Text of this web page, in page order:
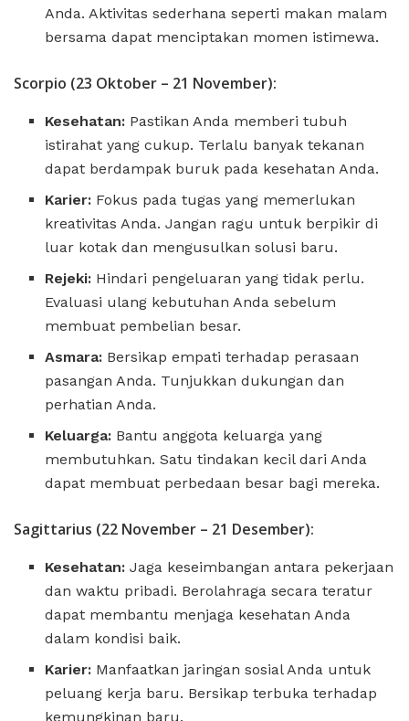
Anda. Aktivitas sederhana seperti makan malam
bersama dapat menciptakan momen istimewa.
Scorpio (23 Oktober – 21 November):
Kesehatan: Pastikan Anda memberi tubuh
istirahat yang cukup. Terlalu banyak tekanan
dapat berdampak buruk pada kesehatan Anda.
Karier: Fokus pada tugas yang memerlukan
kreativitas Anda. Jangan ragu untuk berpikir di
luar kotak dan mengusulkan solusi baru.
Rejeki: Hindari pengeluaran yang tidak perlu.
Evaluasi ulang kebutuhan Anda sebelum
membuat pembelian besar.
Asmara: Bersikap empati terhadap perasaan
pasangan Anda. Tunjukkan dukungan dan
perhatian Anda.
Keluarga: Bantu anggota keluarga yang
membutuhkan. Satu tindakan kecil dari Anda
dapat membuat perbedaan besar bagi mereka.
Sagittarius (22 November – 21 Desember):
Kesehatan: Jaga keseimbangan antara pekerjaan
dan waktu pribadi. Berolahraga secara teratur
dapat membantu menjaga kesehatan Anda
dalam kondisi baik.
Karier: Manfaatkan jaringan sosial Anda untuk
peluang kerja baru. Bersikap terbuka terhadap
kemungkinan baru.